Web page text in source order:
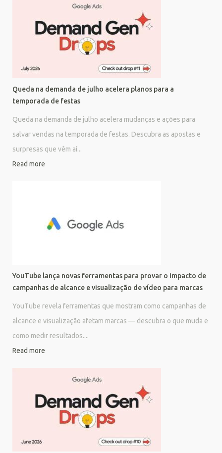
Queda na demanda de julho acelera planos para a
temporada de festas
Queda na demanda de julho acelera mudanças e ações para
salvar vendas na temporada de festas. Descubra as apostas e
surpresas que vêm aí...
Read more
YouTube lança novas ferramentas para provar o impacto de
campanhas de alcance e visualização de vídeo para marcas
YouTube revela ferramentas que mostram como campanhas de
alcance e visualização afetam marcas — descubra o que muda e
como medir resultados....
Read more